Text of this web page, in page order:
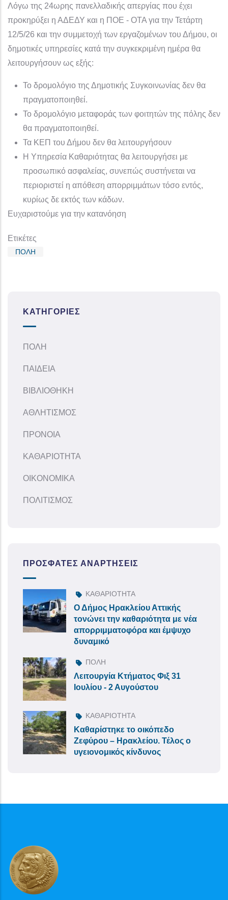
Λόγω της 24ωρης πανελλαδικής απεργίας που έχει
προκηρύξει η ΑΔΕΔΥ και η ΠΟΕ - ΟΤΑ για την Τετάρτη
12/5/26 και την συμμετοχή των εργαζομένων του Δήμου, οι
δημοτικές υπηρεσίες κατά την συγκεκριμένη ημέρα θα
λειτουργήσουν ως εξής:
Το δρομολόγιο της Δημοτικής Συγκοινωνίας δεν θα
πραγματοποιηθεί.
Το δρομολόγιο μεταφοράς των φοιτητών της πόλης δεν
θα πραγματοποιηθεί.
Τα ΚΕΠ του Δήμου δεν θα λειτουργήσουν
Η Υπηρεσία Καθαριότητας θα λειτουργήσει με
προσωπικό ασφαλείας, συνεπώς συστήνεται να
περιοριστεί η απόθεση απορριμμάτων τόσο εντός,
κυρίως δε εκτός των κάδων.
Ευχαριστούμε για την κατανόηση
Ετικέτες
ΠΟΛΗ
ΚΑΤΗΓΟΡΊΕΣ
ΠΟΛΗ
ΠΑΙΔΕΙΑ
ΒΙΒΛΙΟΘΗΚΗ
ΑΘΛΗΤΙΣΜΟΣ
ΠΡΟΝΟΙΑ
ΚΑΘΑΡΙΟΤΗΤΑ
ΟΙΚΟΝΟΜΙΚΑ
ΠΟΛΙΤΙΣΜΟΣ
ΠΡΌΣΦΑΤΕΣ ΑΝΑΡΤΉΣΕΙΣ
ΚΑΘΑΡΙΟΤΗΤΑ
Ο Δήμος Ηρακλείου Αττικής
τονώνει την καθαριότητα με νέα
απορριμματοφόρα και έμψυχο
δυναμικό
ΠΟΛΗ
Λειτουργία Κτήματος Φιξ 31
Ιουλίου - 2 Αυγούστου
ΚΑΘΑΡΙΟΤΗΤΑ
Καθαρίστηκε το οικόπεδο
Ζεφύρου – Ηρακλείου. Τέλος ο
υγειονομικός κίνδυνος